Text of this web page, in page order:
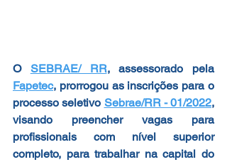
O SEBRAE/ RR
, assessorado pela
Fapetec, prorrogou as inscrições para o
processo seletivo Sebrae/RR - 01/2022,
visando preencher vagas para
profissionais com nível superior
completo, para trabalhar na capital do